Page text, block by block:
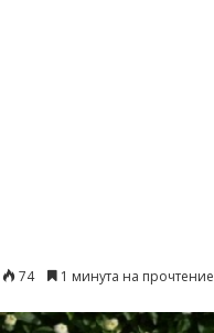
74 1 минута на прочтение